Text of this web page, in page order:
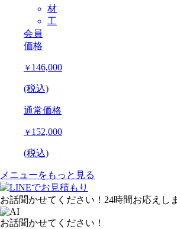
材
工
会員
価格
￥ 146,000
(税込)
通常価格
￥ 152,000
(税込)
メニューをもっと見る
お話聞かせてください！24時間お応えし
お話聞かせてください！